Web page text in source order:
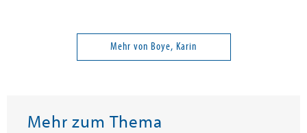
Mehr von Boye, Karin
Mehr zum Thema